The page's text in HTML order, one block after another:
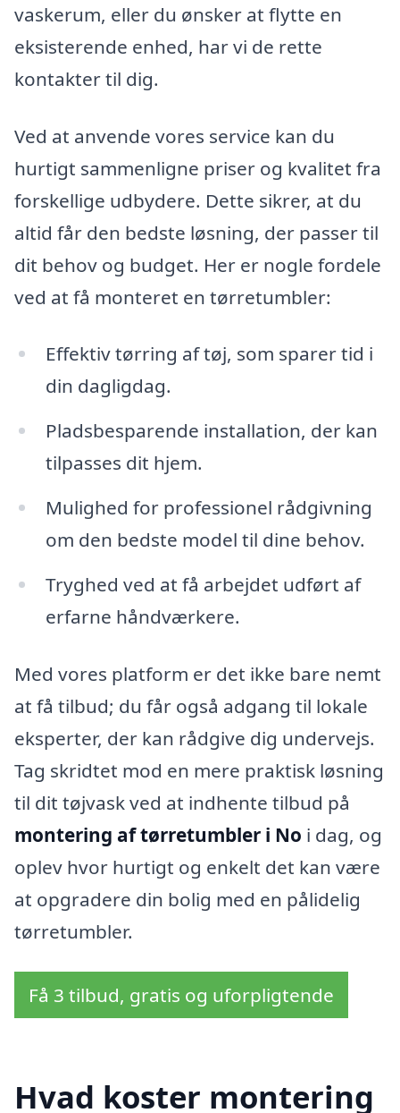
vaskerum, eller du ønsker at flytte en
eksisterende enhed, har vi de rette
kontakter til dig.
Ved at anvende vores service kan du
hurtigt sammenligne priser og kvalitet fra
forskellige udbydere. Dette sikrer, at du
altid får den bedste løsning, der passer til
dit behov og budget. Her er nogle fordele
ved at få monteret en tørretumbler:
Effektiv tørring af tøj, som sparer tid i
din dagligdag.
Pladsbesparende installation, der kan
tilpasses dit hjem.
Mulighed for professionel rådgivning
om den bedste model til dine behov.
Tryghed ved at få arbejdet udført af
erfarne håndværkere.
Med vores platform er det ikke bare nemt
at få tilbud; du får også adgang til lokale
eksperter, der kan rådgive dig undervejs.
Tag skridtet mod en mere praktisk løsning
til dit tøjvask ved at indhente tilbud på
montering af tørretumbler i No i dag, og
oplev hvor hurtigt og enkelt det kan være
at opgradere din bolig med en pålidelig
tørretumbler.
Få 3 tilbud, gratis og uforpligtende
Hvad koster montering